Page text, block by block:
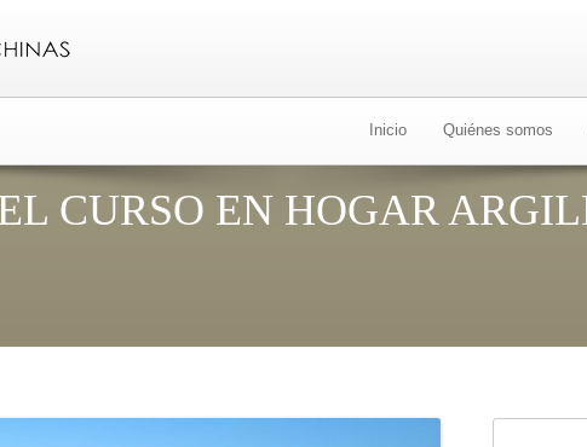
Ir
Quiénes somos
Inicio
CURSO EN HOGAR